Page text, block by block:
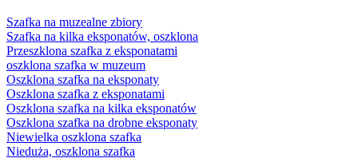
Szafka na muzealne zbiory
Szafka na kilka eksponatów, oszklona
Przeszklona szafka z eksponatami
oszklona szafka w muzeum
Oszklona szafka na eksponaty
Oszklona szafka z eksponatami
Oszklona szafka na kilka eksponatów
Oszklona szafka na drobne eksponaty
Niewielka oszklona szafka
Nieduża, oszklona szafka